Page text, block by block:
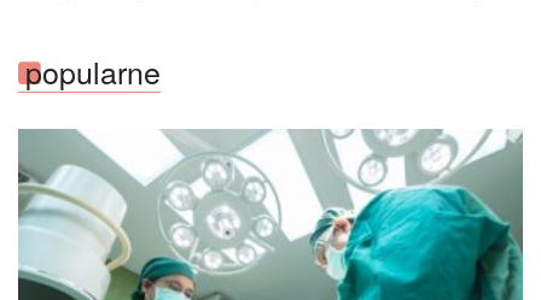
popularne